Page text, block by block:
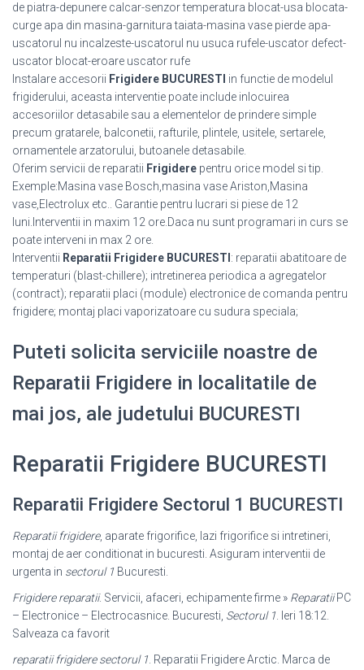
de piatra-depunere calcar-senzor temperatura blocat-usa blocata-
curge apa din masina-garnitura taiata-masina vase pierde apa-
uscatorul nu incalzeste-uscatorul nu usuca rufele-uscator defect-
uscator blocat-eroare uscator rufe
Instalare accesorii Frigidere BUCURESTI in functie de modelul
frigiderului, aceasta interventie poate include inlocuirea
accesoriilor detasabile sau a elementelor de prindere simple
precum gratarele, balconetii, rafturile, plintele, usitele, sertarele,
ornamentele arzatorului, butoanele detasabile.
Oferim servicii de reparatii Frigidere pentru orice model si tip.
Exemple:Masina vase Bosch,masina vase Ariston,Masina
vase,Electrolux etc.. Garantie pentru lucrari si piese de 12
luni.Interventii in maxim 12 ore.Daca nu sunt programari in curs se
poate interveni in max 2 ore.
Interventii Reparatii Frigidere BUCURESTI : reparatii abatitoare de
temperaturi (blast-chillere); intretinerea periodica a agregatelor
(contract); reparatii placi (module) electronice de comanda pentru
frigidere; montaj placi vaporizatoare cu sudura speciala;
Puteti solicita serviciile noastre de
Reparatii Frigidere in localitatile de
mai jos, ale judetului BUCURESTI
Reparatii Frigidere BUCURESTI
Reparatii Frigidere Sectorul 1 BUCURESTI
Reparatii frigidere, aparate frigorifice, lazi frigorifice si intretineri,
montaj de aer conditionat in bucuresti. Asiguram interventii de
urgenta in sectorul 1 Bucuresti.
Frigidere reparatii. Servicii, afaceri, echipamente firme » ReparatiiPC
– Electronice – Electrocasnice. Bucuresti, Sectorul 1 . Ieri 18:12.
Salveaza ca favorit
reparatii frigidere sectorul 1 . Reparatii Frigidere Arctic. Marca de